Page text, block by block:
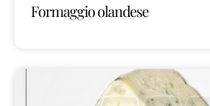
Formaggio olandese